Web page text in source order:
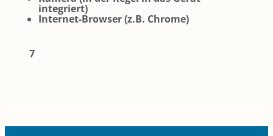
integriert)
Internet-Browser (z.B. Chrome)
7